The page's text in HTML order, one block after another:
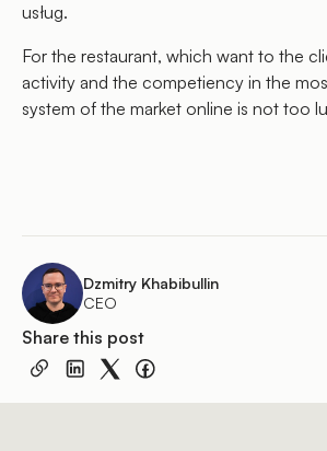
usług.
For the restaurant, which want to the
activity and the competiency in the
system of the market online is not too
Dzmitry Khabibullin
CEO
Share this post